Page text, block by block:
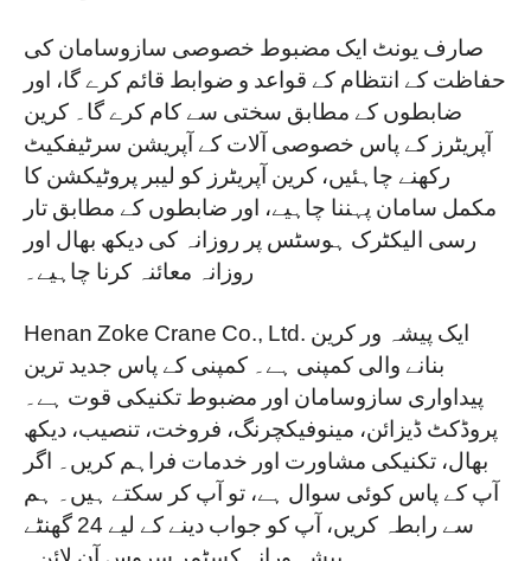
صارف یونٹ ایک مضبوط خصوصی سازوسامان کی
حفاظت کے انتظام کے قواعد و ضوابط قائم کرے گا، اور
ضابطوں کے مطابق سختی سے کام کرے گا۔ کرین
آپریٹرز کے پاس خصوصی آلات کے آپریشن سرٹیفکیٹ
رکھنے چاہئیں، کرین آپریٹرز کو لیبر پروٹیکشن کا
مکمل سامان پہننا چاہیے، اور ضابطوں کے مطابق تار
رسی الیکٹرک ہوسٹس پر روزانہ کی دیکھ بھال اور
روزانہ معائنہ کرنا چاہیے۔
Henan Zoke Crane Co., Ltd. ایک پیشہ ور کرین
بنانے والی کمپنی ہے۔ کمپنی کے پاس جدید ترین
پیداواری سازوسامان اور مضبوط تکنیکی قوت ہے۔
پروڈکٹ ڈیزائن، مینوفیکچرنگ، فروخت، تنصیب، دیکھ
بھال، تکنیکی مشاورت اور خدمات فراہم کریں۔ اگر
آپ کے پاس کوئی سوال ہے، تو آپ کر سکتے ہیں۔ ہم
سے رابطہ کریں، آپ کو جواب دینے کے لیے 24 گھنٹے
پیشہ ورانہ کسٹمر سروس آن لائن۔